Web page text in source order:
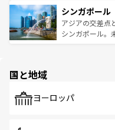
参照してほしい。
激する。気候は
が待っている。
た文化、そして
み、どこを訪れ
ており、効率よ
うな絶景から文
シンガポール
アジアの交差点
シンガポール。
で、ホーカーズ
国と地域
ヨーロッパ